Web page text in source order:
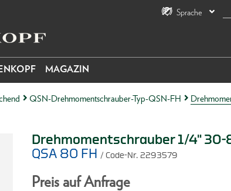
Sprache
MAGAZIN
QSN-Drehmomentschrauber-Typ-QSN-FH
Drehmomentschrauber 1/4"
QSA 80 FH / Code-Nr. 2293579
Preis auf Anfrage